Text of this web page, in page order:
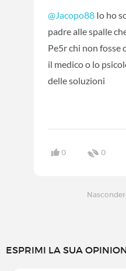
@Jacopo88 Io ho
padre alle spalle
Pe5r chi non fosse
il medico o lo
delle soluzioni
0 0
ESPRIMI LA SUA